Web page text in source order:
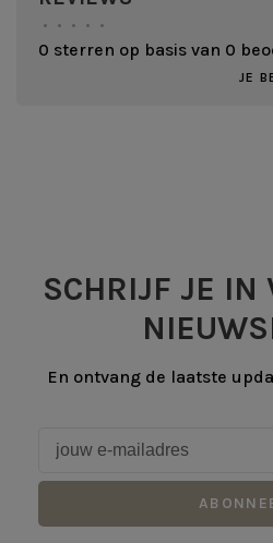
• • • • •
0 sterren op basis van 0
JE
SCHRIJF JE IN
En ontvang de laatste